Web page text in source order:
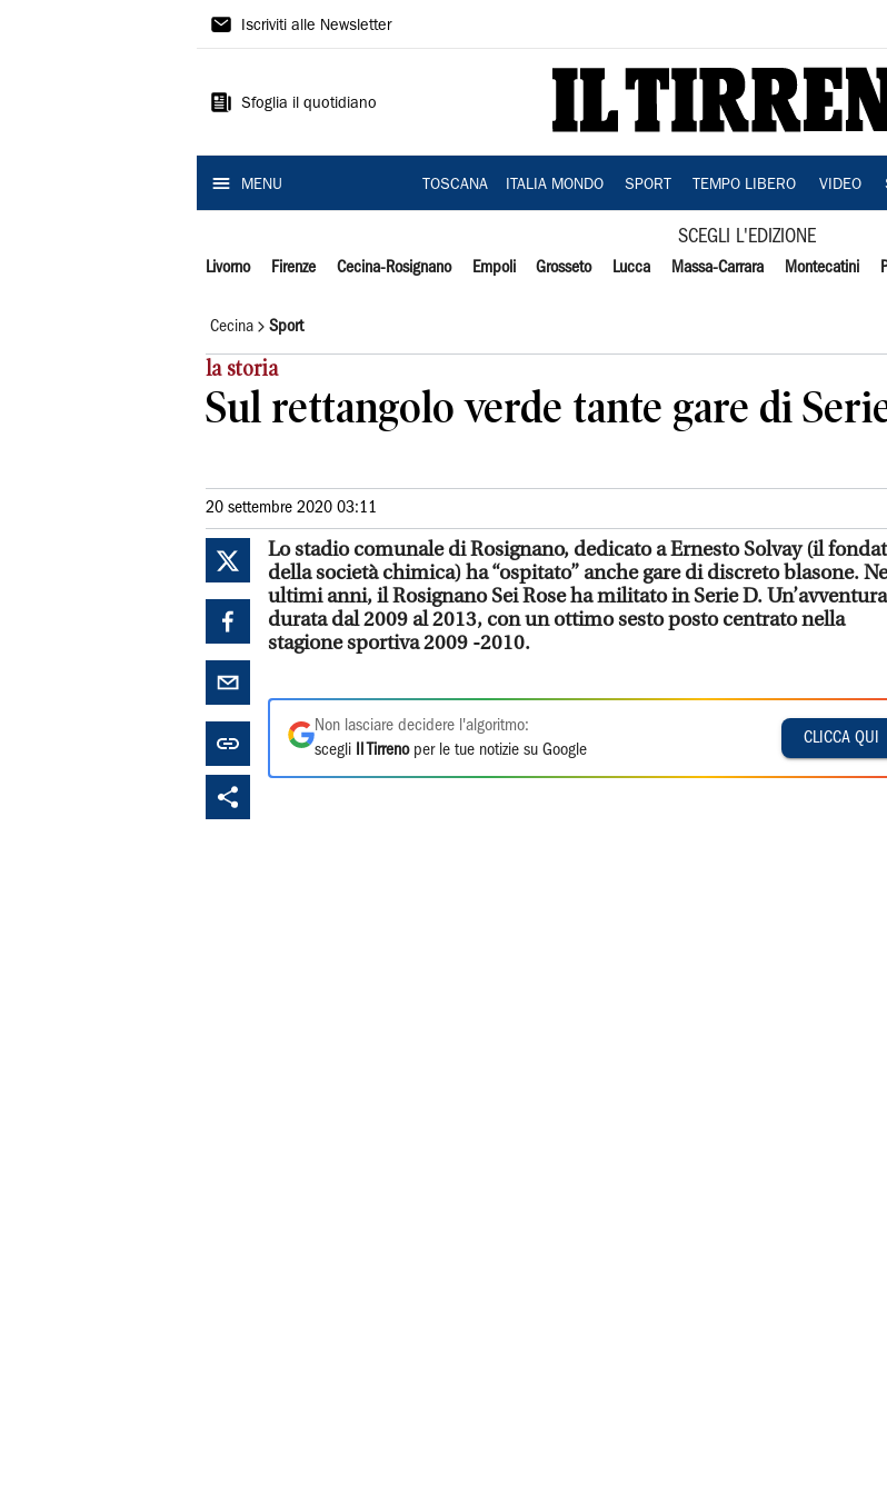
Il
Iscriviti alle Newsletter
Sfoglia il quotidiano
MENU TOSCANA ITALIA MONDO SPORT TEMPO LIBERO VIDEO
SCEGLI L'EDIZIONE
Livorno Firenze Cecina-Rosignano Empoli Grosseto Lucca Massa-Carrara Montecatini
Cecina Sport
la storia
Sul rettangolo verde tante gare di
20 settembre 2020 03:11
Lo stadio comunale di Rosignano, dedicato a Ernesto Solvay (il
della società chimica) ha “ospitato” anche gare di discreto blasone.
ultimi anni, il Rosignano Sei Rose ha militato in Serie D. Un’avventura
durata dal 2009 al 2013, con un ottimo sesto posto centrato nella
stagione sportiva 2009 -2010.
Non lasciare decidere l'algoritmo:
scegli
Il Tirrenoper le tue notizie su Google
CLICCA QUI